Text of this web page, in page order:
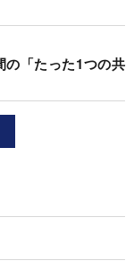
の「たった1つの共